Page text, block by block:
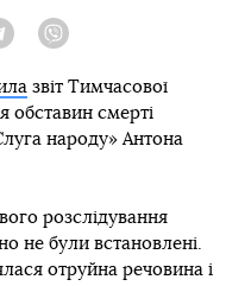
TelegramViber
звіт Тимчасової
обставин смерті
народу» Антона
розслідування
не були встановлені.
отруйна речовина і